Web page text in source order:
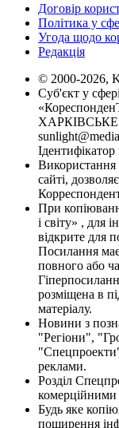
Договір
Політика у
Угода щодо
Редакція
© 2000-2026,
Суб'єкт у
ХАРКІВСЬКЕ
Використання
сайті,
При
і світу» , для
відкрите для
Посилання
повного або
розміщена в
матеріалу.
Новини з
"Регіони",
реклами.
Розділ
Будь яке
поширення